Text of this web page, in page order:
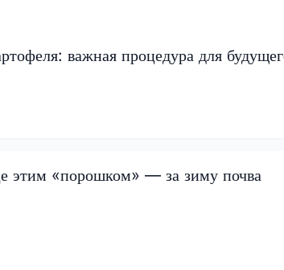
важная процедура для
этим «порошком» — за зиму почва